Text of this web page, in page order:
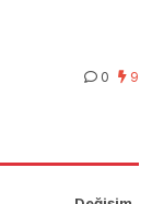
0 9